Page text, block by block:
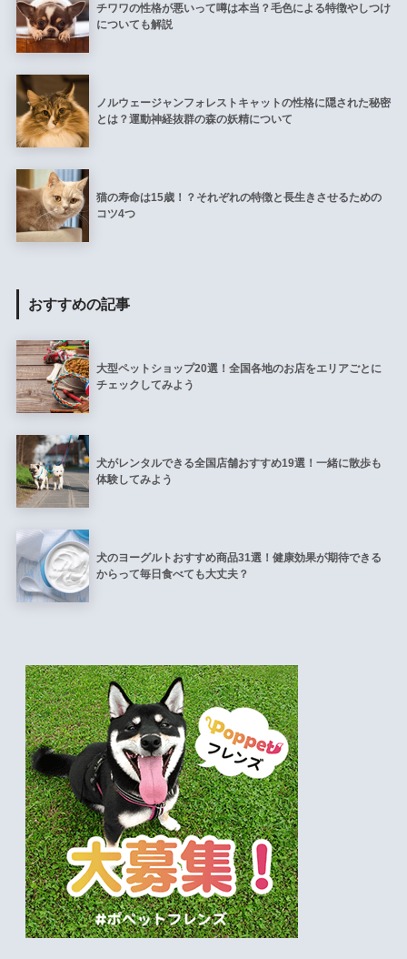
チワワの性格が悪いって噂は本当？毛色による特徴やしつけ
についても解説
ノルウェージャンフォレストキャットの性格に隠された秘密
とは？運動神経抜群の森の妖精について
猫の寿命は15歳！？それぞれの特徴と長生きさせるための
コツ4つ
おすすめの記事
大型ペットショップ20選！全国各地のお店をエリアごとに
チェックしてみよう
犬がレンタルできる全国店舗おすすめ19選！一緒に散歩も
体験してみよう
犬のヨーグルトおすすめ商品31選！健康効果が期待できる
からって毎日食べても大丈夫？